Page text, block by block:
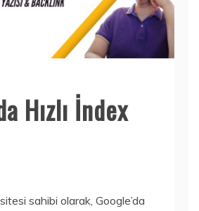
Hızlı İndex
sahibi olarak, Google’da